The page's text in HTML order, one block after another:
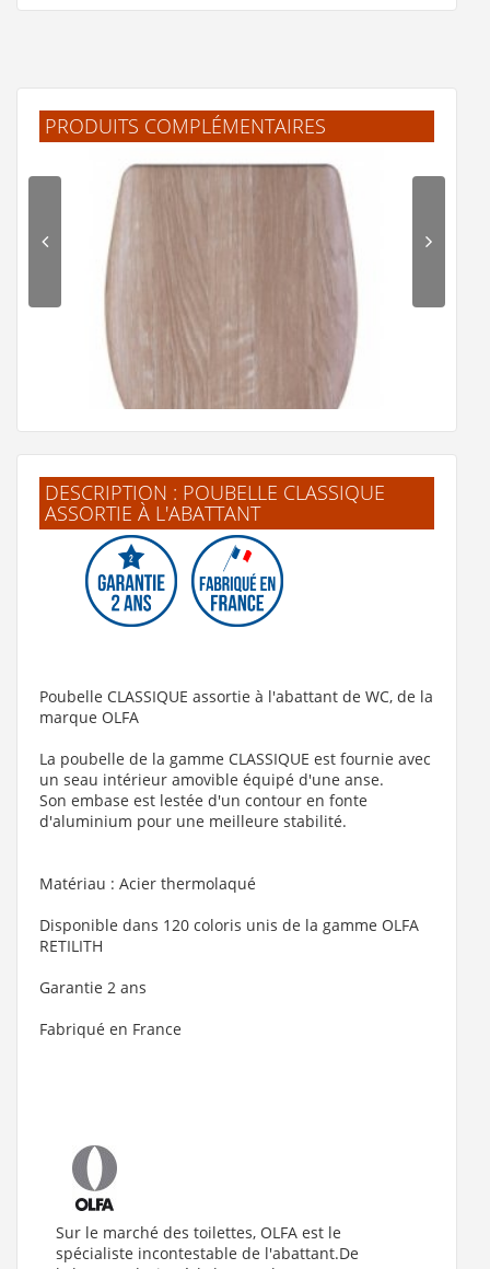
PRODUITS COMPLÉMENTAIRES
Abattant OLFA Ariane Angora Wood déclipsable
Voir le produit
DESCRIPTION : POUBELLE CLASSIQUE
ASSORTIE À L'ABATTANT
Poubelle CLASSIQUE assortie à l'abattant de WC, de la
marque OLFA
La poubelle de la gamme CLASSIQUE est fournie avec
un seau intérieur amovible équipé d'une anse.
Son embase est lestée d'un contour en fonte
d'aluminium pour une meilleure stabilité.
Matériau : Acier thermolaqué
Disponible dans 120 coloris unis de la gamme OLFA
RETILITH
Garantie 2 ans
Fabriqué en France
Sur le marché des toilettes, OLFA est le
spécialiste incontestable de l'abattant.De